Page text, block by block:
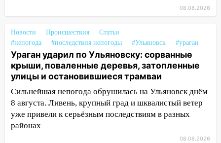
13:46
Сильный ветер сорвал крышу с
СТО на проспекте Созидателей
13:35 Непогода продолжает бить по
транспорту: в Ульяновске трамвай
сошёл с рельсов
13:22
Упавшие деревья перекрыли
дороги в Ульяновске: фото
08.08.2026
Новости Происшествия
Статьи
#непогода
#последствия непогоды #Ульяновск #ураган
Ураган ударил по Ульяновску: сорванные
крыши, поваленные деревья, затопленные
улицы и остановившиеся трамваи
Сильнейшая непогода обрушилась на Ульяновск днём
8 августа. Ливень, крупный град и шквалистый ветер
уже привели к серьёзным последствиям в разных
районах
08.08.2026